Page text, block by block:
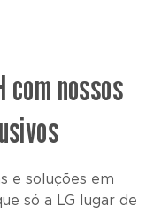
com nossos
e soluções em
só a LG lugar de